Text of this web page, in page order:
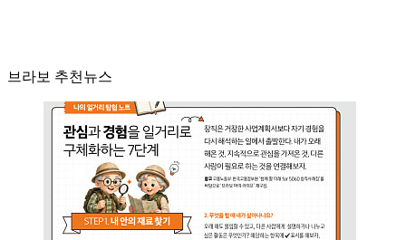
브라보 추천뉴스